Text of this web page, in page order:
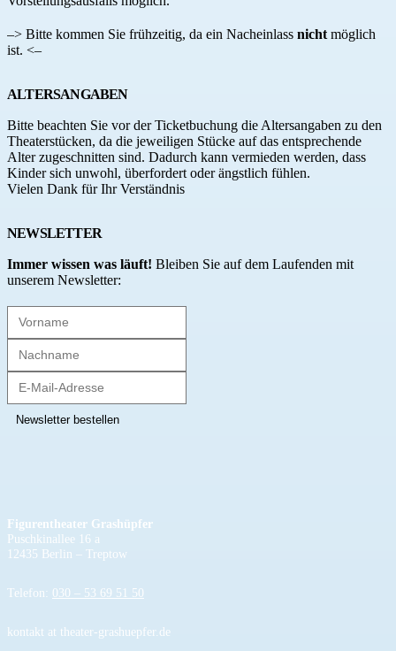
–> Bitte kommen Sie frühzeitig, da ein Nacheinlass nicht möglich
ist. <–
ALTERSANGABEN
Bitte beachten Sie vor der Ticketbuchung die Altersangaben zu den
Theaterstücken, da die jeweiligen Stücke auf das entsprechende
Alter zugeschnitten sind. Dadurch kann vermieden werden, dass
Kinder sich unwohl, überfordert oder ängstlich fühlen.
Vielen Dank für Ihr Verständnis
NEWSLETTER
Immer wissen was läuft! Bleiben Sie auf dem Laufenden mit
unserem Newsletter:
Figurentheater Grashüpfer
Puschkinallee 16 a
12435 Berlin – Treptow
Telefon: 030 – 53 69 51 50
kontakt at theater-grashuepfer.de